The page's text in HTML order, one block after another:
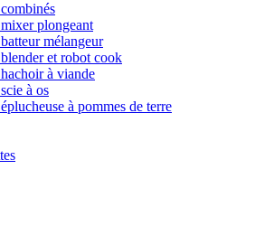
plongeant
mélangeur
et robot cook
à viande
à os
à pommes de terre